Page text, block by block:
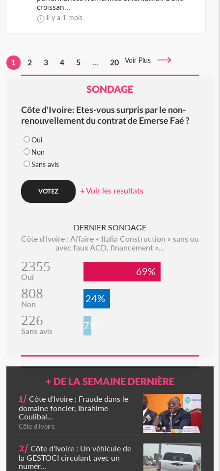
croissan...
il y a 1 mois
1 2 3 4 5 ... 20 Voir Plus
SONDAGE
Côte d'Ivoire: Etes-vous surpris par le non-
renouvellement du contrat de Emerse Faé ?
Oui
Non
Sans avis
+ Voir les resultats
DERNIER SONDAGE
Côte d'Ivoire : Affaire « Italia Construction » sans ou
avec faux ACD, financement «...
2355
Oui 69%
808
Non 24%
226
Sans avis 7%
+ DE LA SEMAINE DERNIÈRE
1/ Côte d'Ivoire : Fraude dans le
domaine foncier, Ibrahime
Coulibal...
Côte d'Ivoire
2/ Côte d'Ivoire : Un véhicule de
la GESTOCI circulant avec un
numér...